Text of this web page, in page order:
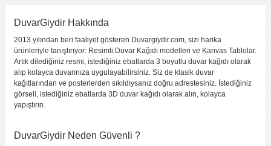
Yorumu Gönder
DuvarGiydir Hakkında
2013 yılından beri faaliyet gösteren Duvargiydir.com, sizi harika
ürünleriyle tanıştırıyor: Resimli Duvar Kağıdı modelleri ve Kanvas Tablolar.
Artık dilediğiniz resmi, istediğiniz ebatlarda 3 boyutlu duvar kağıdı olarak
alıp kolayca duvarınıza uygulayabilirsiniz. Siz de klasik duvar
kağıtlarından ve posterlerden sıkıldıysanız doğru adrestesiniz. İstediğiniz
görseli, istediğiniz ebatlarda 3D duvar kağıdı olarak alın, kolayca
yapıştırın.
DuvarGiydir Neden Güvenli ?